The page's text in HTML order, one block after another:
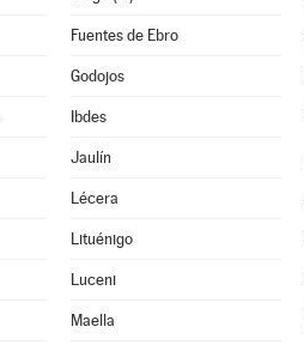
Fuentes de Ebro
Godojos
Ibdes
Jaulín
Lécera
Lituénigo
Luceni
Maella